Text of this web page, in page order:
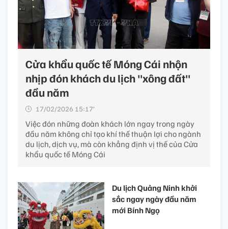
Cửa khẩu quốc tế Móng Cái nhộn
nhịp đón khách du lịch "xông đất"
đầu năm
17/02/2026 15:17’
Việc đón những đoàn khách lớn ngay trong ngày
đầu năm không chỉ tạo khí thế thuận lợi cho ngành
du lịch, dịch vụ, mà còn khẳng định vị thế của Cửa
khẩu quốc tế Móng Cái
Du lịch Quảng Ninh khởi
sắc ngay ngày đầu năm
mới Bính Ngọ